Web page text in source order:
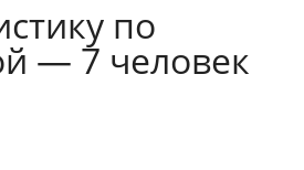
по
— 7 человек